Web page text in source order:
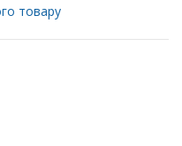
товару